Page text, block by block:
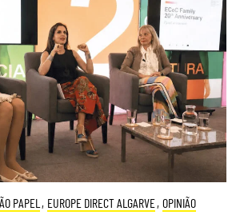
PAPEL , EUROPE DIRECT ALGARVE, OPINIÃO